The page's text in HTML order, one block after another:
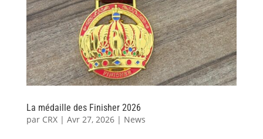
La médaille des Finisher 2026
par CRX| Avr 27, 2026| News